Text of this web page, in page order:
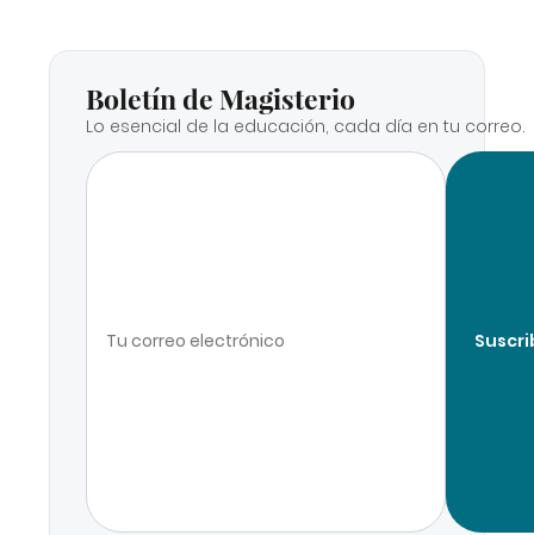
Boletín de Magisterio
Lo esencial de la educación, cada día en tu correo.